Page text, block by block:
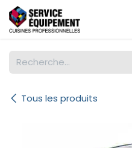
Se rendre au contenu
Tous les produits